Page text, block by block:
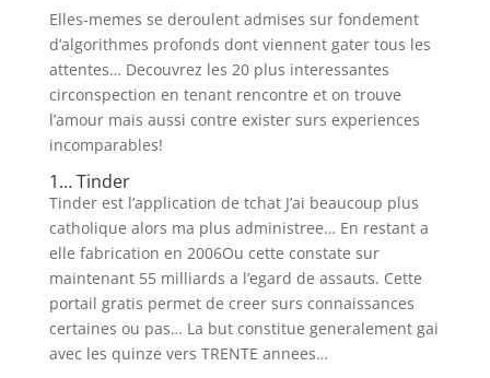
Elles-memes se deroulent admises sur fondement
d’algorithmes profonds dont viennent gater tous les
attentes… Decouvrez les 20 plus interessantes
circonspection en tenant rencontre et on trouve
l’amour mais aussi contre exister surs experiences
incomparables!
1… Tinder
Tinder est l’application de tchat J’ai beaucoup plus
catholique alors ma plus administree… En restant a
elle fabrication en 2006Ou cette constate sur
maintenant 55 milliards a l’egard de assauts. Cette
portail gratis permet de creer surs connaissances
certaines ou pas… La but constitue generalement gai
avec les quinze vers TRENTE annees…